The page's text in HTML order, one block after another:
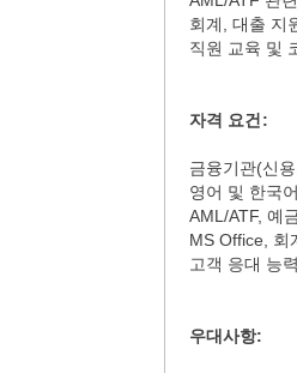
회계, 대출 지
직원 교육 및
자격 요건 :
금융기관(신
영어 및 한국
AML/ATF, 예
MS Office, 회
고객 응대 능
우대사항: